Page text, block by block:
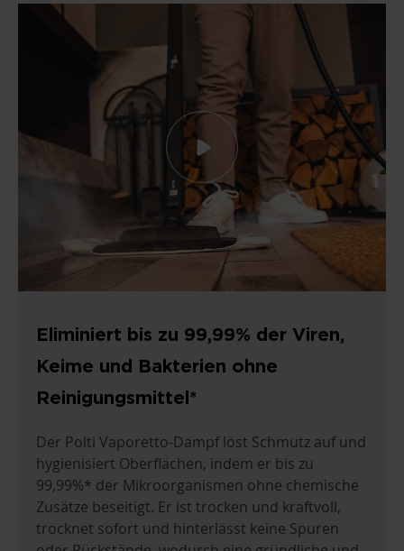
Eliminiert bis zu 99,99% der Viren,
Keime und Bakterien ohne
Reinigungsmittel*
Der Polti Vaporetto-Dampf löst Schmutz auf und
hygienisiert Oberflächen, indem er bis zu
99,99%* der Mikroorganismen ohne chemische
Zusätze beseitigt. Er ist trocken und kraftvoll,
trocknet sofort und hinterlässt keine Spuren